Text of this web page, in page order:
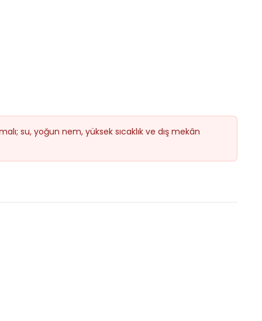
su, yoğun nem, yüksek sıcaklık ve dış mekân